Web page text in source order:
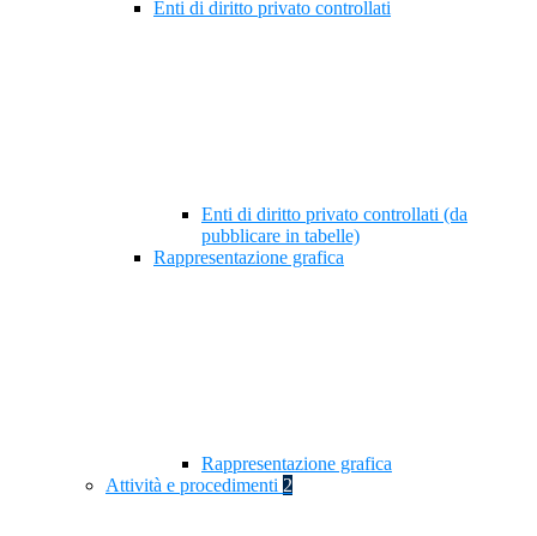
Enti di diritto privato controllati
Enti di diritto privato controllati (da
pubblicare in tabelle)
Rappresentazione grafica
Rappresentazione grafica
Attività e procedimenti 2